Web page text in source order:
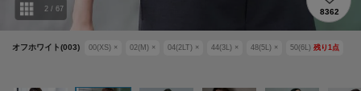
オフホワイト(003) 00(XS) × 02(M) × 04(2LT) × 44(3L) × 48(5L) × 50(6L) 残り 1点
2 / 67 8362